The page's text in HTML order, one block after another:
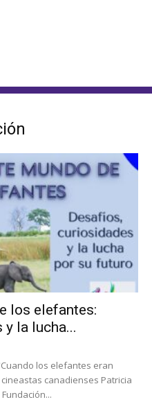
los elefantes:
la lucha...
los elefantes eran
canadienses Patricia